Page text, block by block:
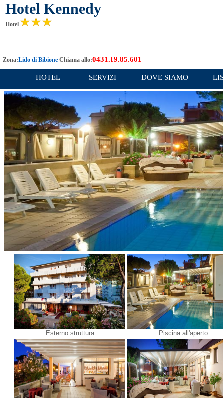
Hotel Kennedy
Hotel
Zona:Lido di Bibione Chiama allo:0431.19.85.601
HOTEL SERVIZI DOVE SIAMO
Esterno struttura Piscina all'aperto